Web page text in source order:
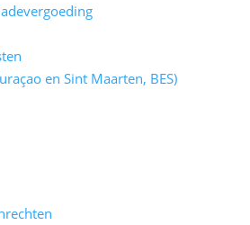
en Sint Maarten, BES)